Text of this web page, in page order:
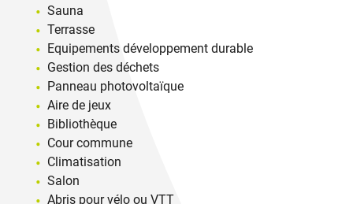
Sauna
Terrasse
Equipements développement durable
Gestion des déchets
Panneau photovoltaïque
Aire de jeux
Bibliothèque
Cour commune
Climatisation
Salon
Abris pour vélo ou VTT